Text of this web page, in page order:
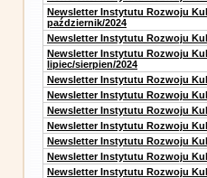
Newsletter Instytutu Rozwoju
październik/2024
Newsletter Instytutu Rozwoju
Newsletter Instytutu Rozwoju
lipiec/sierpien/2024
Newsletter Instytutu Rozwoju
Newsletter Instytutu Rozwoju
Newsletter Instytutu Rozwoju
Newsletter Instytutu Rozwoju
Newsletter Instytutu Rozwoju
Newsletter Instytutu Rozwoju
Newsletter Instytutu Rozwoju